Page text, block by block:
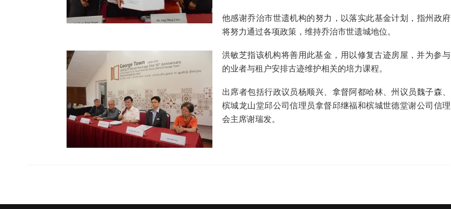
他感谢乔治市世遗机构的努力，以落实此基金计划，指州政府
将努力通过各项政策，维持乔治市世遗城地位。
洪敏芝指该机构将善用此基金，用以修复古迹房屋，并为参与
的业者与租户安排古迹维护相关的培力课程。
出席者包括行政议员杨顺兴、拿督阿都哈林、州议员魏子森、
槟城龙山堂邱公司信理员拿督邱继福和槟城世德堂谢公司信理
会主席谢瑞发。